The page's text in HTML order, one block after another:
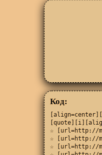
Код:
☆ [url=http://
☆ [url=http://
☆ [url=http://